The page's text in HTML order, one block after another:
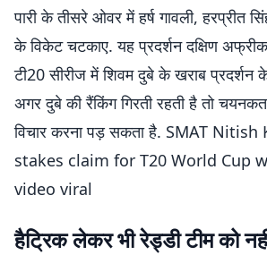
पारी के तीसरे ओवर में हर्ष गावली, हरप्रीत
के विकेट चटकाए. यह प्रदर्शन दक्षिण
टी20 सीरीज में शिवम दुबे के खराब
अगर दुबे की रैंकिंग गिरती रहती है तो
विचार करना पड़ सकता है. SMAT
stakes claim for T20 World Cup
video viral
हैट्रिक लेकर भी रेड्डी टीम को